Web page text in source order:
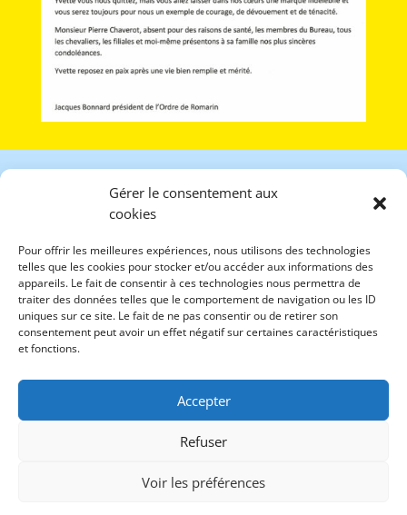
Gérer le consentement aux
cookies
Pour offrir les meilleures expériences, nous utilisons des technologies
telles que les cookies pour stocker et/ou accéder aux informations des
appareils. Le fait de consentir à ces technologies nous permettra de
traiter des données telles que le comportement de navigation ou les ID
uniques sur ce site. Le fait de ne pas consentir ou de retirer son
consentement peut avoir un effet négatif sur certaines caractéristiques
et fonctions.
Accepter
Refuser
Voir les préférences
Ordre National de Romarin
Association pour
le Respect de l’Homme et de la Nature
Association loi 1901
Parc de la Tête d’Or
69459 Lyon cedex 06
Jacques BONNARD Président
68 Montée des Grands Prés
Tél: 06.20.60.33.44